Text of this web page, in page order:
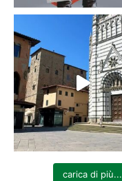
carica di più...